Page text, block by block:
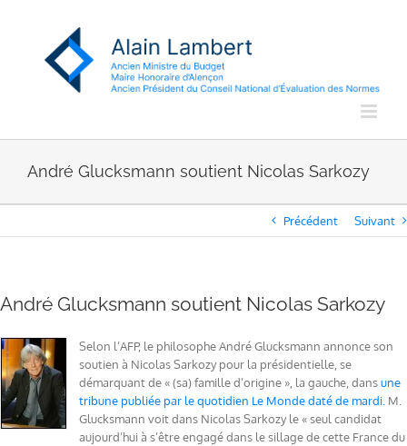
André Glucksmann soutient Nicolas Sarkozy
Précédent Suivant
André Glucksmann soutient Nicolas Sarkozy
Selon l’AFP, le philosophe André Glucksmann annonce son
soutien à Nicolas Sarkozy pour la présidentielle, se
démarquant de « (sa) famille d’origine », la gauche, dansune
tribune publiée par le quotidien Le Monde daté de mardi. M.
Glucksmann voit dans Nicolas Sarkozy le « seul candidat
aujourd’hui à s’être engagé dans le sillage de cette France du